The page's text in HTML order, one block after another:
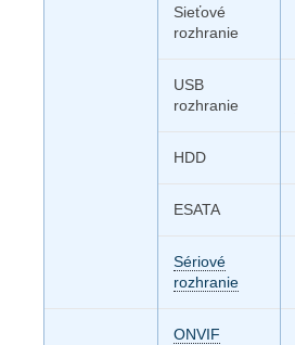
Sieťové
rozhranie
USB
rozhranie
HDD
ESATA
Sériové
rozhranie
ONVIF